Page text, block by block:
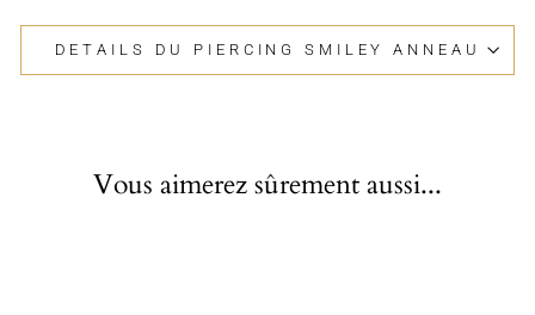
DETAILS DU PIERCING SMILEY ANNEAU
Vous aimerez sûrement aussi...